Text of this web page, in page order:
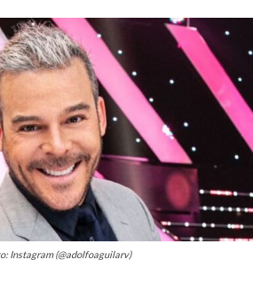
Instagram (@adolfoaguilarv)